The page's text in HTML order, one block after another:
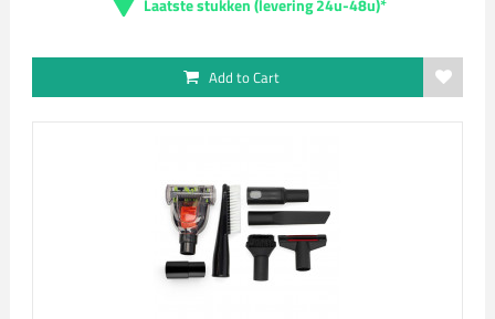
Laatste stukken (levering 24u-48u)*
Add to Cart